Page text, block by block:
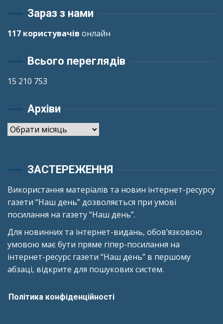
Зараз з нами
117 користувачів онлайн
Всього переглядів
15 210 753
Архіви
Архіви
ЗАСТЕРЕЖЕННЯ
Використання матеріалів та новин інтернет-ресурсу
газети “Наш день” дозволяється при умові
посилання на газету “Наш день”.
Для новинних та інтернет-видань, обов’язковою
умовою має бути пряме гіпер-посилання на
інтернет-ресурс газети “Наш день” в першому
абзаці, відкрите для пошукових систем.
Політика конфіденційності